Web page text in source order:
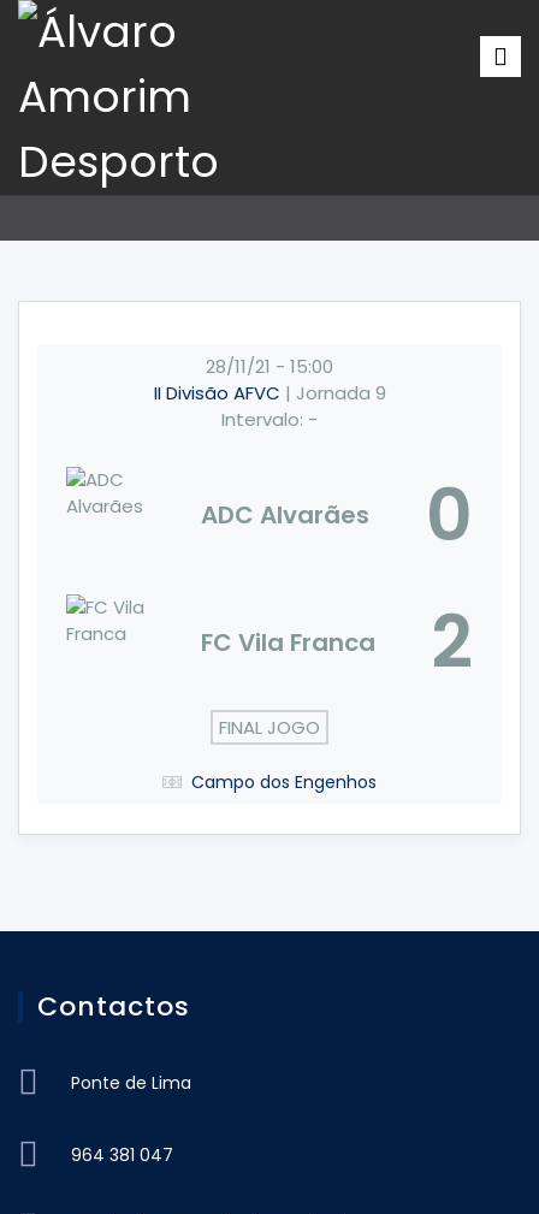
28/11/21 - 15:00
II Divisão AFVC | Jornada 9
Intervalo: -
ADC Alvarães 0
FC Vila Franca 2
FINAL JOGO
Campo dos Engenhos
Contactos
Ponte de Lima
964 381 047